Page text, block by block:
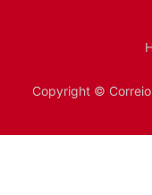
Copyright ©